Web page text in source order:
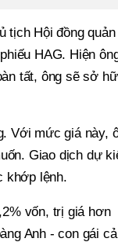
tịch Hội đồng
HAG. Hiện
tất, ông sẽ sở
Với mức giá này,
Giao dịch dự
khớp lệnh.
vốn, trị giá hơn
Anh - con gái